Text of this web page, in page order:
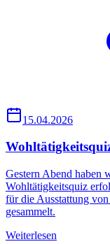
15.04.2026
Gestern Abend haben
Wohltätigkeitsquiz
für die Ausstattung
gesammelt.
Weiterlesen